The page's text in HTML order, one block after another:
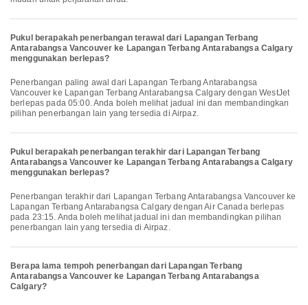
Pukul berapakah penerbangan terawal dari Lapangan Terbang
Antarabangsa Vancouver ke Lapangan Terbang Antarabangsa Calgary
menggunakan berlepas?
Penerbangan paling awal dari Lapangan Terbang Antarabangsa
Vancouver ke Lapangan Terbang Antarabangsa Calgary dengan WestJet
berlepas pada 05:00. Anda boleh melihat jadual ini dan membandingkan
pilihan penerbangan lain yang tersedia di Airpaz.
Pukul berapakah penerbangan terakhir dari Lapangan Terbang
Antarabangsa Vancouver ke Lapangan Terbang Antarabangsa Calgary
menggunakan berlepas?
Penerbangan terakhir dari Lapangan Terbang Antarabangsa Vancouver ke
Lapangan Terbang Antarabangsa Calgary dengan Air Canada berlepas
pada 23:15. Anda boleh melihat jadual ini dan membandingkan pilihan
penerbangan lain yang tersedia di Airpaz.
Berapa lama tempoh penerbangan dari Lapangan Terbang
Antarabangsa Vancouver ke Lapangan Terbang Antarabangsa
Calgary?